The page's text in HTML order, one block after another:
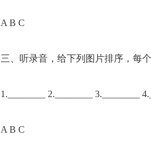
A B C
三、听录音，给下列图片排序，每
1.________ 2.________ 3.________
A B C